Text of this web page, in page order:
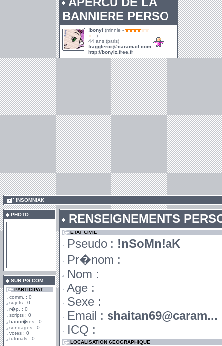
BANNIERE PERSO
!bony! (minnie -
)
44 ans (paris)
fraggleroc@caramail.com
http://bonyiz.free.fr
!NSOMN!AK
PHOTO
SUR PG.COM
PARTICIPAT.
comm. : 0
sujets : 0
r�p. : 0
scripts : 0
banni�res : 0
sondages : 0
votes : 0
tutorials : 0
RENSEIGNEMENTS
ETAT CIVIL
Pseudo : !nSoMn!aK
Pr�nom :
Nom :
Age :
Sexe :
Email : shaitan69@caram...
ICQ :
LOCALISATION GEOGRAPHIQUE